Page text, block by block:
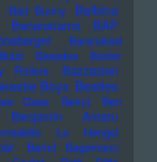
Bad Bunny Balbina
Bananarama
BAP
Barenaked
Bassdee
Baxter
Rollers Bazzazian
Boys Beatles
Gees Beirut
Ben
Benjamin Amaru
La Hengst
Bernd Begemann